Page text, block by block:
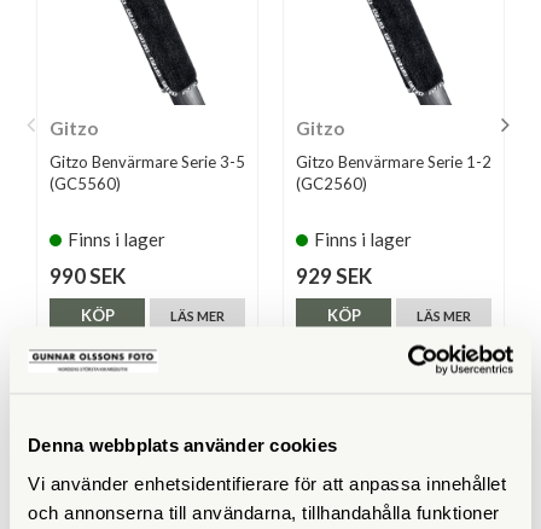
Denna webbplats använder cookies
Vi använder enhetsidentifierare för att anpassa innehållet
och annonserna till användarna, tillhandahålla funktioner
Gitzo
Gitzo Benvärmare Serie 3-5
(GC5560)
Finns i lager
990 SEK
LÄS MER
KÖP
Gitzo
Gitzo Benvärmare Serie 1-2
(GC2560)
Finns i lager
929 SEK
LÄS MER
KÖP
ANDRA KÖPTE ÄVEN